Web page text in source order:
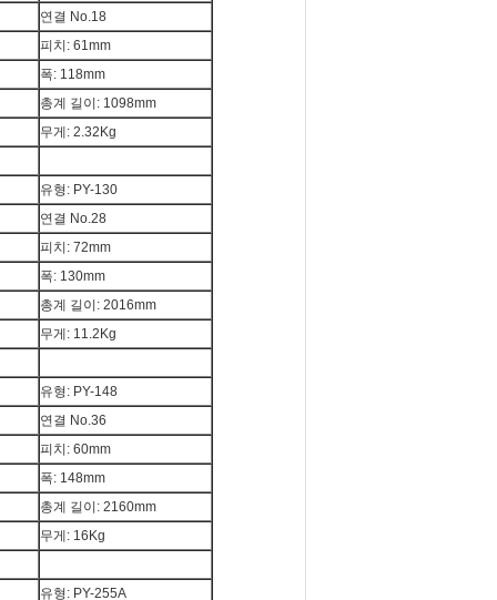
연결 No.18
피치: 61mm
폭: 118mm
총계 길이: 1098mm
무게: 2.32Kg
유형: PY-130
연결 No.28
피치: 72mm
폭: 130mm
총계 길이: 2016mm
무게: 11.2Kg
유형: PY-148
연결 No.36
피치: 60mm
폭: 148mm
총계 길이: 2160mm
무게: 16Kg
유형: PY-255A